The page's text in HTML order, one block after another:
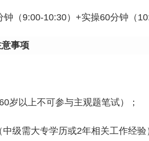
钟（9:00-10:30）+实操60分钟（
事项
60岁以上不可参与主观题笔试）；
中级需大专学历或2年相关工作经验